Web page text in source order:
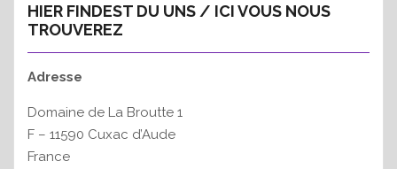
HIER FINDEST DU UNS / ICI VOUS NOUS
TROUVEREZ
Adresse
Domaine de La Broutte 1
F – 11590 Cuxac d’Aude
France